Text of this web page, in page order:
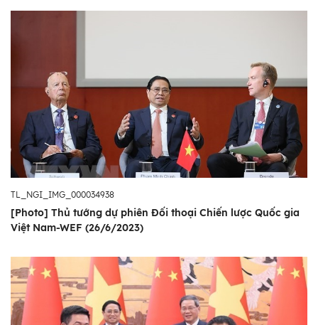
TL_NGI_IMG_000034938
[Photo] Thủ tướng dự phiên Đối thoại Chiến lược Quốc gia
Việt Nam-WEF (26/6/2023)